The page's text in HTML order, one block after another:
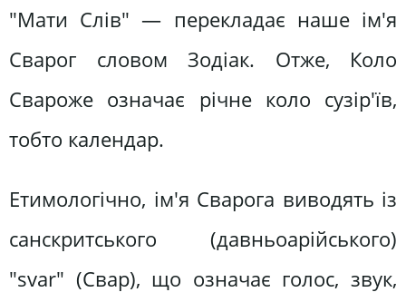
"Мати Слів" — перекладає наше ім'я
Сварог словом Зодіак. Отже, Коло
Свароже означає річне коло сузір'їв,
тобто календар.
Етимологічно, ім'я Сварога виводять із
санскритського (давньоарійського)
"svar" (Свар), що означає голос, звук,